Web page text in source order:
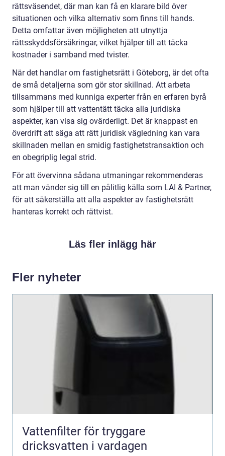
rättsväsendet, där man kan få en klarare bild över
situationen och vilka alternativ som finns till hands.
Detta omfattar även möjligheten att utnyttja
rättsskyddsförsäkringar, vilket hjälper till att täcka
kostnader i samband med tvister.
När det handlar om fastighetsrätt i Göteborg, är det ofta
de små detaljerna som gör stor skillnad. Att arbeta
tillsammans med kunniga experter från en erfaren byrå
som hjälper till att vattentätt täcka alla juridiska
aspekter, kan visa sig ovärderligt. Det är knappast en
överdrift att säga att rätt juridisk vägledning kan vara
skillnaden mellan en smidig fastighetstransaktion och
en obegriplig legal strid.
För att övervinna sådana utmaningar rekommenderas
att man vänder sig till en pålitlig källa som LAI & Partner,
för att säkerställa att alla aspekter av fastighetsrätt
hanteras korrekt och rättvist.
Läs fler inlägg här
Fler nyheter
Vattenfilter för tryggare
dricksvatten i vardagen